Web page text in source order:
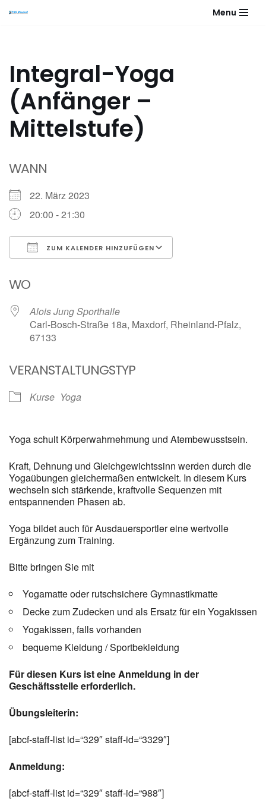
Menu
Integral-Yoga
(Anfänger –
Mittelstufe)
WANN
22. März 2023
20:00 - 21:30
ZUM KALENDER HINZUFÜGEN
WO
Alois Jung Sporthalle
Carl-Bosch-Straße 18a, Maxdorf, Rheinland-Pfalz,
67133
VERANSTALTUNGSTYP
Kurse Yoga
Yoga schult Körperwahrnehmung und Atembewusstsein.
Kraft, Dehnung und Gleichgewichtssinn werden durch die
Yogaübungen gleichermaßen entwickelt. In diesem Kurs
wechseln sich stärkende, kraftvolle Sequenzen mit
entspannenden Phasen ab.
Yoga bildet auch für Ausdauersportler eine wertvolle
Ergänzung zum Training.
Bitte bringen Sie mit
Yogamatte oder rutschsichere Gymnastikmatte
Decke zum Zudecken und als Ersatz für ein Yogakissen
Yogakissen, falls vorhanden
bequeme Kleidung / Sportbekleidung
Für diesen Kurs ist eine Anmeldung in der
Geschäftsstelle erforderlich.
Übungsleiterin:
[abcf-staff-list id=“329″ staff-id=“3329″]
Anmeldung:
[abcf-staff-list id=“329″ staff-id=“988″]